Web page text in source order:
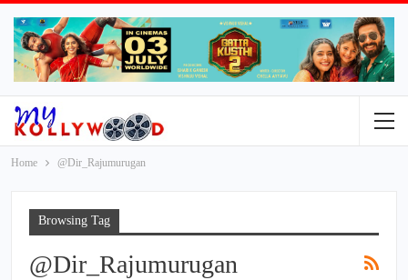
Home @Dir_Rajumurugan
Browsing Tag
@Dir_Rajumurugan